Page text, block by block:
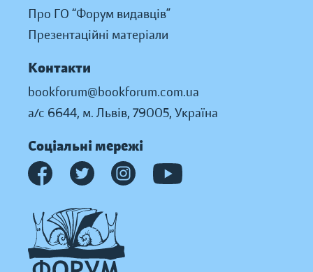
Про ГО “Форум видавців”
Презентаційні матеріали
Контакти
bookforum@bookforum.com.ua
а/с 6644, м. Львів, 79005, Україна
Соціальні мережі